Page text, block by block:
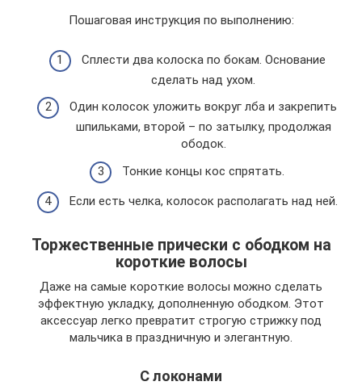
Пошаговая инструкция по выполнению:
Сплести два колоска по бокам. Основание
сделать над ухом.
Один колосок уложить вокруг лба и закрепить
шпильками, второй – по затылку, продолжая
ободок.
Тонкие концы кос спрятать.
Если есть челка, колосок располагать над ней.
Торжественные прически с ободком на
короткие волосы
Даже на самые короткие волосы можно сделать
эффектную укладку, дополненную ободком. Этот
аксессуар легко превратит строгую стрижку под
мальчика в праздничную и элегантную.
С локонами